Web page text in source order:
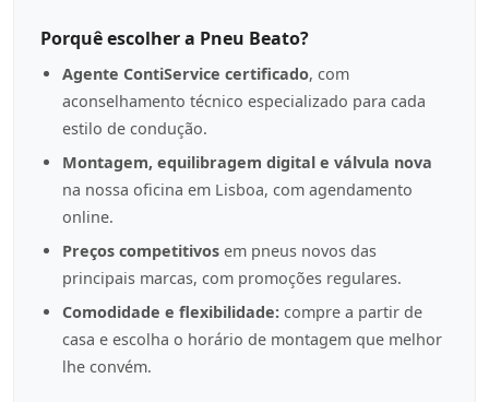
Porquê escolher a Pneu Beato?
Agente ContiService certificado, com
aconselhamento técnico especializado para cada
estilo de condução.
Montagem, equilibragem digital e válvula nova
na nossa oficina em Lisboa, com agendamento
online.
Preços competitivos em pneus novos das
principais marcas, com promoções regulares.
Comodidade e flexibilidade: compre a partir de
casa e escolha o horário de montagem que melhor
lhe convém.